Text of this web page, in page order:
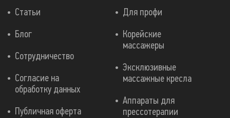
Для профи
Корейские
массажеры
Эксклюзивные
массажные кресла
Аппараты для
прессотерапии
Статьи
Блог
Сотрудничество
Согласие на
обработку данных
Публичная оферта